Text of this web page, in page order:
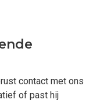
contact met ons
of past hij